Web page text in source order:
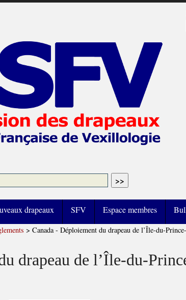
drapeaux SFV Espace membres
> Canada - Déploiement du drapeau de l’Île-du-
drapeau de l’Île-du-